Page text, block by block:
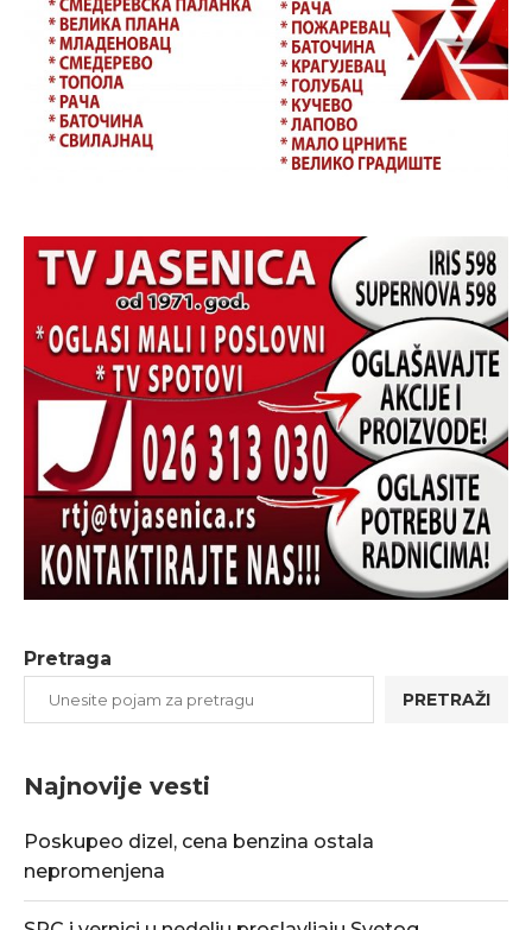
Pretraga
PRETRAŽI
Najnovije vesti
Poskupeo dizel, cena benzina ostala
nepromenjena